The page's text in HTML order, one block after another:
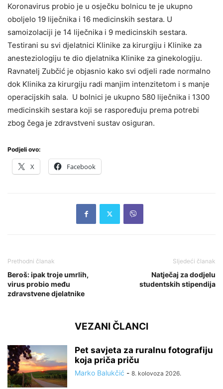
Koronavirus probio je u osječku bolnicu te je ukupno
oboljelo 19 liječnika i 16 medicinskih sestara. U
samoizolaciji je 14 liječnika i 9 medicinskih sestara.
Testirani su svi djelatnici Klinike za kirurgiju i Klinike za
anesteziologiju te dio djelatnika Klinike za ginekologiju.
Ravnatelj Zubčić je objasnio kako svi odjeli rade normalno
dok Klinika za kirurgiju radi manjim intenzitetom i s manje
operacijskih sala. U bolnici je ukupno 580 liječnika i 1300
medicinskih sestara koji se raspoređuju prema potrebi
zbog čega je zdravstveni sustav osiguran.
Podjeli ovo:
X Facebook
Prethodni članak
Beroš: ipak troje umrlih,
virus probio među
zdravstvene djelatnike
Sljedeći članak
Natječaj za dodjelu
studentskih stipendija
VEZANI ČLANCI
Pet savjeta za ruralnu fotografiju
koja priča priču
Marko Balukčić - 8. kolovoza 2026.